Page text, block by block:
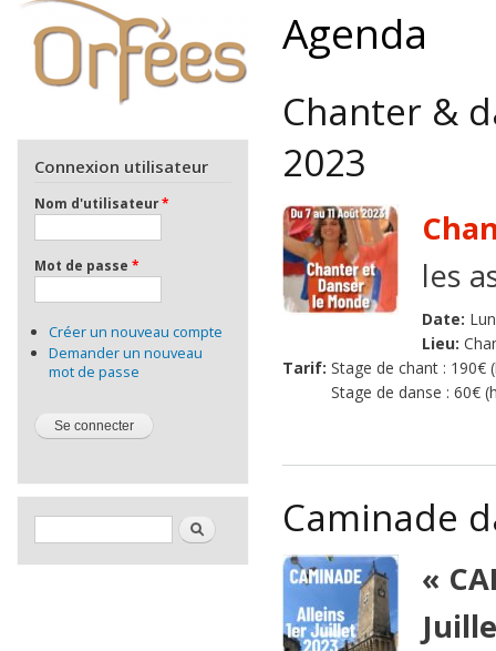
Connexion utilisateur
Nom d'utilisateur*
Mot de passe *
Créer un nouveau compte
Demander un nouveau
mot de passe
Formulaire de rechercheRechercher
Agenda
Chanter &
2023
les
Date:
Lieu:
Tarif: Stage de chant : 190€
Stage de danse : 60€
Caminade
«